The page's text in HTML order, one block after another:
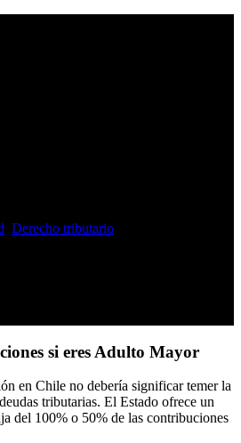
Derecho tributario
si eres Adulto Mayor
en Chile no debería significar temer la
tributarias. El Estado ofrece un
del 100% o 50% de las contribuciones